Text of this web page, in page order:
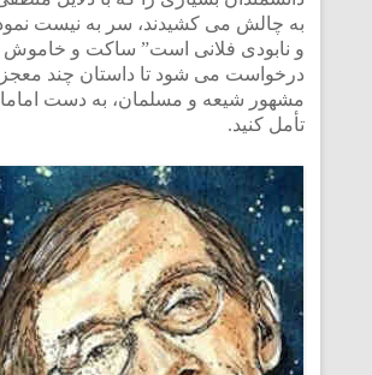
به چالش می کشیدند، سر به نیست
و نابودی فلانی است” ساکت و خاموش
درخواست می شود تا داستان چند معجزه
مشهور شیعه و مسلمان، به دست
تأمل کنید.